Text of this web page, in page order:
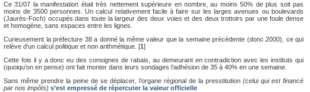
Ce 31/07 la manifestation était très nettement supérieure en nombre, au moins 50% de plus soit pas
moins de 3500 personnes. Un calcul relativement facile à faire sur les larges avenues ou boulevards
(Jaurès-Foch) occupés dans toute la largeur des deux voies et des deux trottoirs par une foule dense
et homogène, sans espaces entre les lignes.
Curieusement la préfecture 38 a donné la même valeur que la semaine précédente (donc 2000), ce qui
relève d’un calcul politique et non arithmétique. [1]
Cette fois il y a donc eu des consignes de rabais, au demeurant en contradiction avec les instituts qui
(quoiqu’on en pense) ont fait monter dans leurs sondages l’adhésion de 35 à 40% en une semaine.
Sans même prendre la peine de se déplacer, l’organe régional de la presstitution (celui qui est financé
par nos impôts) s’est empressé de répercuter la valeur officielle